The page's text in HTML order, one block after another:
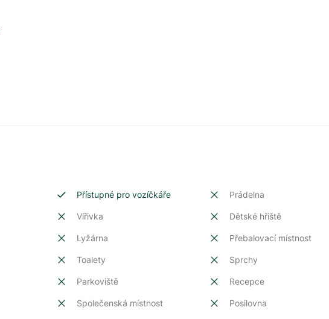
Přístupné pro vozíčkáře Prádelna
Vířivka Dětské hřiště
Lyžárna Přebalovací místnost
Toalety Sprchy
Parkoviště Recepce
Společenská místnost Posilovna